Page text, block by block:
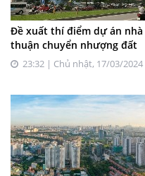
Đề xuất thí điểm dự án
thuận chuyển nhượng đất
23:32 | Chủ nhật, 17/03/2024